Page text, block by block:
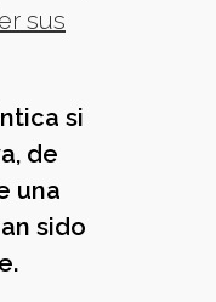
sus
si
de
una
sido